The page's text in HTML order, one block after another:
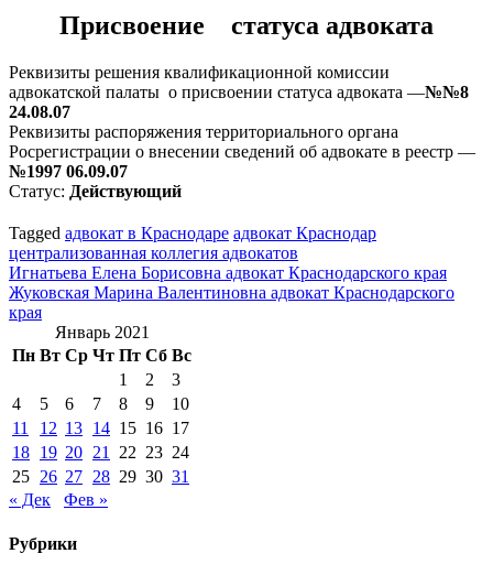
Присвоение статуса адвоката
Реквизиты решения квалификационной комиссии
адвокатской палаты о присвоении статуса адвоката —№№8
24.08.07
Реквизиты распоряжения территориального органа
Росрегистрации о внесении сведений об адвокате в реестр —
№1997 06.09.07
Статус: Действующий
Tagged адвокат в Краснодаре адвокат Краснодар
централизованная коллегия адвокатов
Навигация
по
записям
Игнатьева Елена Борисовна адвокат Краснодарского края
Жуковская Марина Валентиновна адвокат Краснодарского
края
Январь 2021
Пн Вт Ср Чт Пт Сб Вс
1
2
3
4
5 6 7 8 9
10
11
12 13 14 15 16 17
18 19 20 21 22 23 24
25 26 27 28 29 30 31
« Дек
Фев »
Рубрики